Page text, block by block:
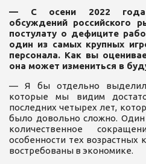
— С осени 2022 года
обсуждений российского
постулату о дефиците
один из самых крупных
персонала. Как вы
она может измениться в
— Я бы отдельно выделил
которые мы видим
последних четырех лет,
было довольно сложно.
количественное
особенности тех возрастных
востребованы в экономике.